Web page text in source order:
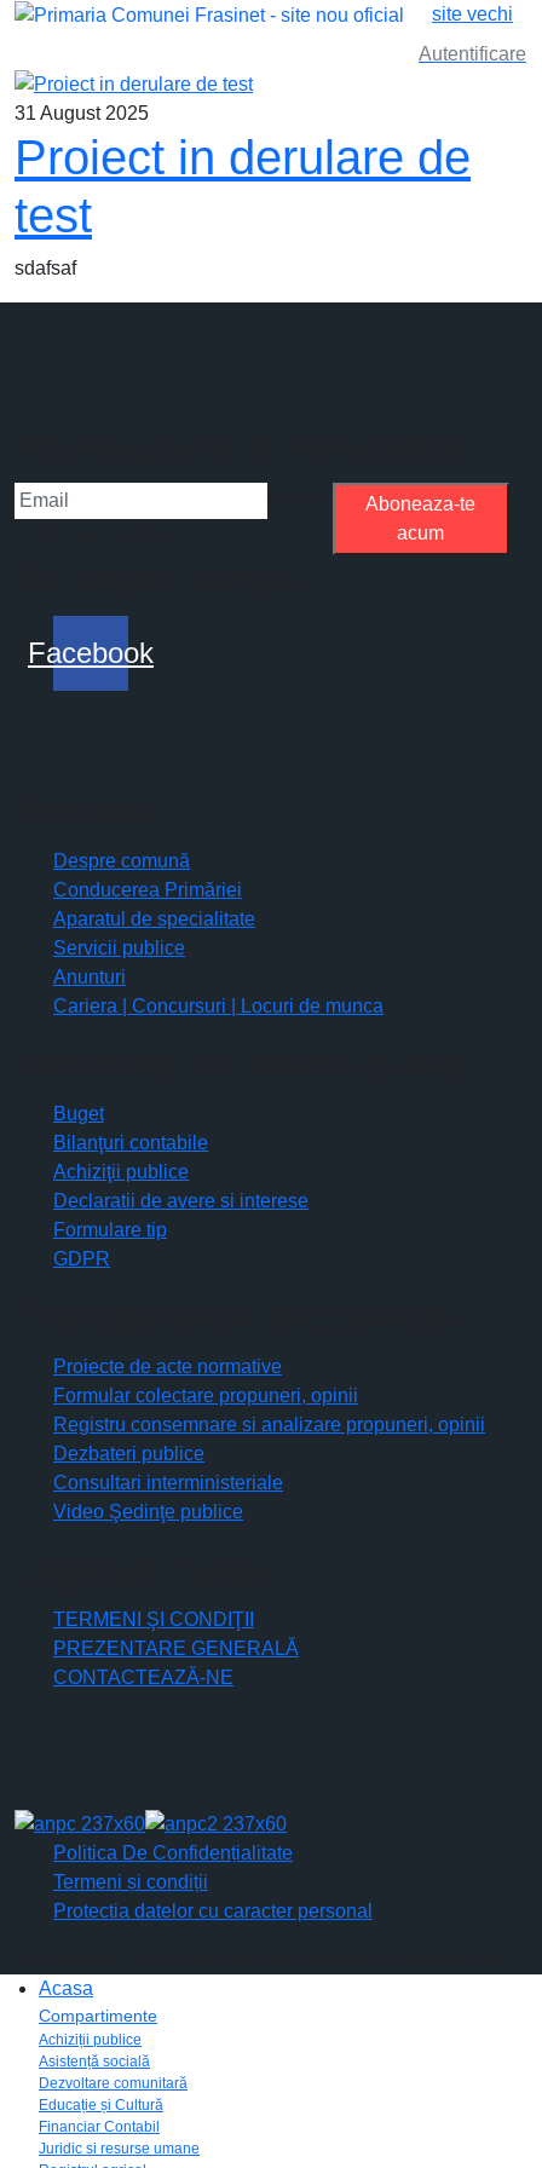
site vechi
Autentificare
31 August 2025
Proiect in derulare de
test
sdafsaf
Aboneaza-te
acum
Facebook
Despre comună
Conducerea Primăriei
Aparatul de specialitate
Servicii publice
Anunturi
Cariera | Concursuri | Locuri de munca
Buget
Bilanţuri contabile
Achiziţii publice
Declaratii de avere si interese
Formulare tip
GDPR
Proiecte de acte normative
Formular colectare propuneri, opinii
Registru consemnare si analizare propuneri, opinii
Dezbateri publice
Consultari interministeriale
Video Şedinţe publice
TERMENI ŞI CONDIŢII
PREZENTARE GENERALĂ
CONTACTEAZĂ-NE
Politica De Confidențialitate
Termeni și condiții
Protectia datelor cu caracter personal
Acasa
Compartimente
Achiziții publice
Asistență socială
Dezvoltare comunitară
Educație și Cultură
Financiar Contabil
Juridic si resurse umane